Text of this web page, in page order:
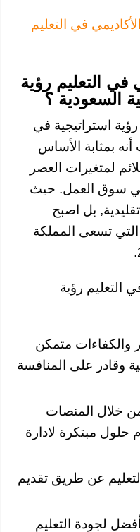
في التعليم
في التعليم رؤية
استراتيجية في
بمثابة الأساس
لمتغيرات العصر
في سوق العمل. حيث
بل اصبح
التي تسعى المملكة
التعليم رؤية
والكفاءات متمكن
وقادر على المنافسة
خلال المنصات
حلول مبتكرة لادارة
عن طريق تقديم
لجودة التعليم